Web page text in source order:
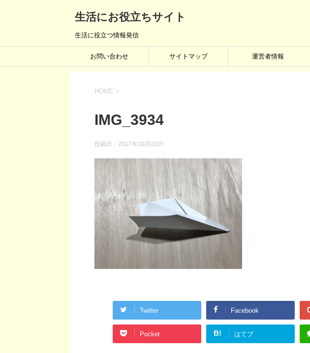
生活にお役立ちサイト
生活に役立つ情報発信
お問い合わせ サイトマップ 運営者情報
HOME >
IMG_3934
投稿日： 2017年10月22日
Twitter Facebook
Pocket B! はてブ